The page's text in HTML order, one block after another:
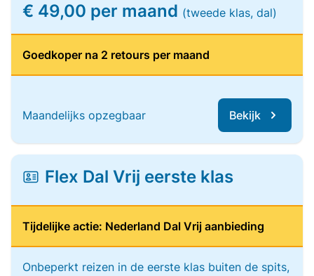
€ 49,00 per maand (tweede klas, dal)
Goedkoper na 2 retours per maand
Maandelijks opzegbaar Bekijk
Flex Dal Vrij eerste klas
Tijdelijke actie: Nederland Dal Vrij aanbieding
Onbeperkt reizen in de eerste klas buiten de spits,